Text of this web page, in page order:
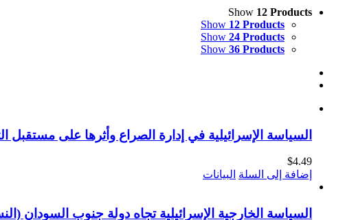
Show 12 Products
Show 12 Products
Show 24 Products
Show 36 Products
السياسة الإسرائيلية في إدارة الصراع وأثرها على مستقبل
$4.49
إضافة إلى السلة البيانات
السياسة الخارجية الإسرائيلية تجاه دولة جنوب السودان